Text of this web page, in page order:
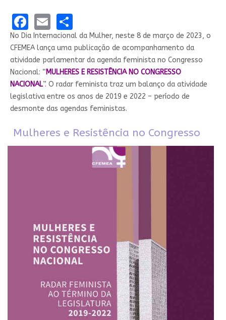
Facebook
EmailShare
No Dia Internacional da Mulher, neste 8 de março de 2023, o
CFEMEA lança uma publicação de acompanhamento da
atividade parlamentar da agenda feminista no Congresso
Nacional: “MULHERES E RESISTÊNCIA NO CONGRESSO
NACIONAL”. O radar feminista traz um balanço da atividade
legislativa entre os anos de 2019 e 2022 – período de
desmonte das agendas feministas.
Mulheres e Resistência no Congresso